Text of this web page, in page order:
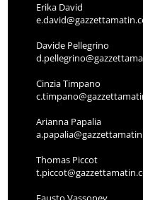
Erika David
Davide Pellegrino
Cinzia Timpano
Arianna Papalia
Thomas Piccot